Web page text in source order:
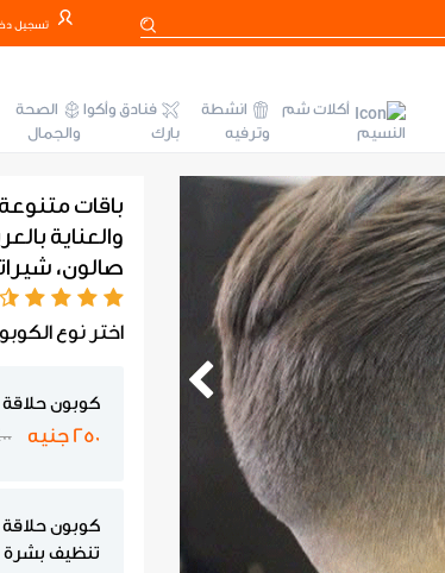
تسجيل
أكلات شم
النسيم
انشطة
وترفيه
فنادق وأكوا
بارك
الصحة
والجمال
باقات
صالون،
اختر نوع
كوبون
250 جنيه 400
كوبون
تنظيف بشرة